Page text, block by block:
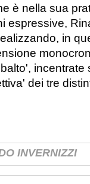
è nella sua
espressive,
in
incentrate
dei tre
INVERNIZZI